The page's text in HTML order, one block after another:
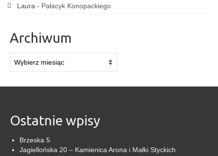
Laura - Pałacyk Konopackiego
Archiwum
Ostatnie wpisy
Brzeska 5
Jagiellońska 20 – Kamienica Arona i Małki Styckich